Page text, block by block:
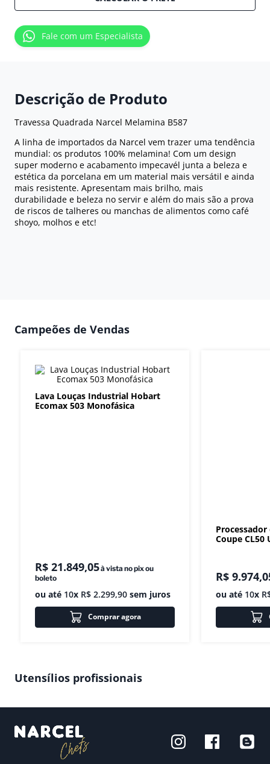
Fale com um Especialista
Descrição de Produto
Travessa Quadrada Narcel Melamina B587
A linha de importados da Narcel vem trazer uma tendência
mundial: os produtos 100% melamina! Com um design
super moderno e acabamento impecavél junta a beleza e
estética da porcelana em um material mais versátil e ainda
mais resistente. Apresentam mais brilho, mais
durabilidade e beleza no servir e além do mais são a prova
de riscos de talheres ou manchas de alimentos como café
shoyo, molhos e etc!
Campeões de Vendas
Lava Louças Industrial Hobart
Ecomax 503 Monofásica
R$ 21.849,05à vista no pix ou
boleto
ou até 10x R$ 2.299,90 sem juros
Comprar agora
Coupe CL50
R$ 9.974,
ou até 10x
Utensílios profissionais